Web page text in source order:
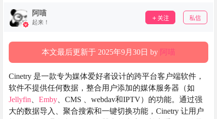
阿喵
起来！
关注 私信
本文最后更新于 2025年9月30日 by 阿喵
Cinetry 是一款专为媒体爱好者设计的跨平台客户端软件，
软件不提供任何数据，整合用户添加的媒体服务器（如
Jellyfin
Emby 、CMS 、webdav和IPTV）的功能。通过强
大的数据导入、聚合搜索和一键切换功能，Cinetry 让用户